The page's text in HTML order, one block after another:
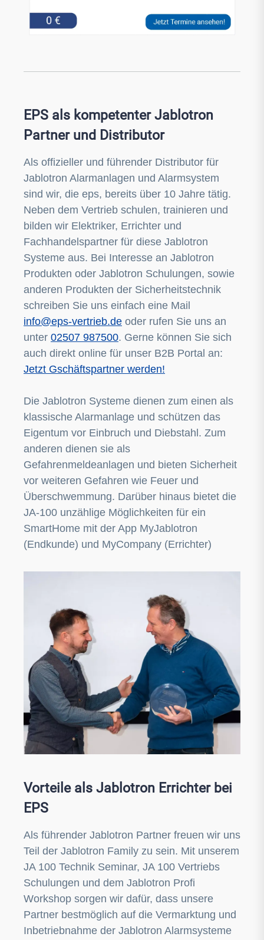
EPS als kompetenter Jablotron
Partner und Distributor
Als offizieller und führender Distributor für
Jablotron Alarmanlagen und Alarmsystem
sind wir, die eps, bereits über 10 Jahre tätig.
Neben dem Vertrieb schulen, trainieren und
bilden wir Elektriker, Errichter und
Fachhandelspartner für diese Jablotron
Systeme aus. Bei Interesse an Jablotron
Produkten oder Jablotron Schulungen, sowie
anderen Produkten der Sicherheitstechnik
schreiben Sie uns einfach eine Mail
info@eps-vertrieb.de oder rufen Sie uns an
unter 02507 987500. Gerne können Sie sich
auch direkt online für unser B2B Portal an:
Jetzt Gschäftspartner werden!
Die Jablotron Systeme dienen zum einen als
klassische Alarmanlage und schützen das
Eigentum vor Einbruch und Diebstahl. Zum
anderen dienen sie als
Gefahrenmeldeanlagen und bieten Sicherheit
vor weiteren Gefahren wie Feuer und
Überschwemmung. Darüber hinaus bietet die
JA-100 unzählige Möglichkeiten für ein
SmartHome mit der App MyJablotron
(Endkunde) und MyCompany (Errichter)
Vorteile als Jablotron Errichter bei
EPS
Als führender Jablotron Partner freuen wir uns
Teil der Jablotron Family zu sein. Mit unserem
JA 100 Technik Seminar, JA 100 Vertriebs
Schulungen und dem Jablotron Profi
Workshop sorgen wir dafür, dass unsere
Partner bestmöglich auf die Vermarktung und
Inbetriebnahme der Jablotron Alarmsysteme